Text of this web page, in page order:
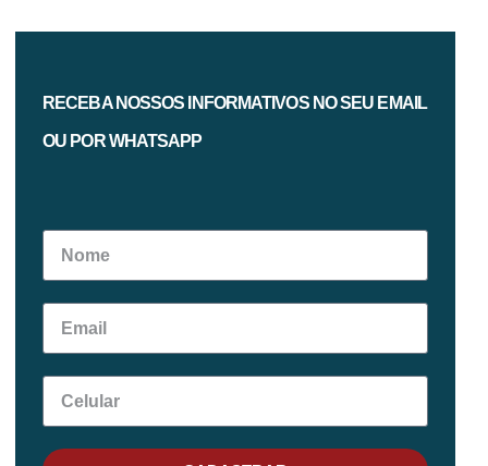
RECEBA NOSSOS INFORMATIVOS NO SEU EMAIL
OU POR WHATSAPP